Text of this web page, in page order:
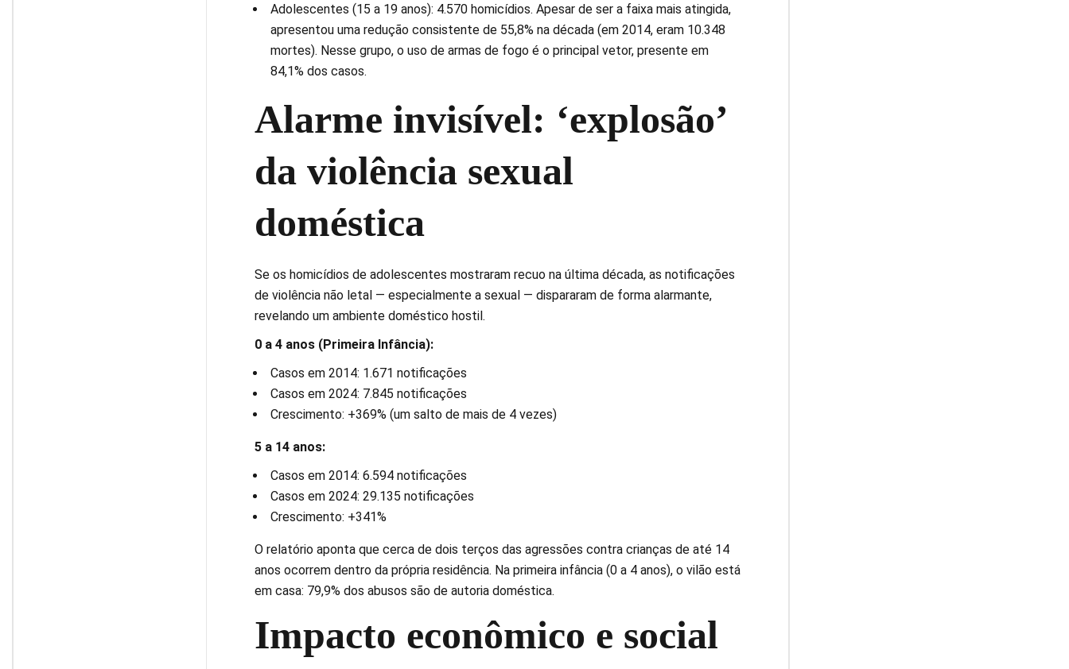
Adolescentes (15 a 19 anos): 4.570 homicídios. Apesar de ser a faixa mais atingida,
apresentou uma redução consistente de 55,8% na década (em 2014, eram 10.348
mortes). Nesse grupo, o uso de armas de fogo é o principal vetor, presente em
84,1% dos casos.
Alarme invisível: ‘explosão’
da violência sexual
doméstica
Se os homicídios de adolescentes mostraram recuo na última década, as notificações
de violência não letal — especialmente a sexual — dispararam de forma alarmante,
revelando um ambiente doméstico hostil.
0 a 4 anos (Primeira Infância):
Casos em 2014: 1.671 notificações
Casos em 2024: 7.845 notificações
Crescimento: +369% (um salto de mais de 4 vezes)
5 a 14 anos:
Casos em 2014: 6.594 notificações
Casos em 2024: 29.135 notificações
Crescimento: +341%
O relatório aponta que cerca de dois terços das agressões contra crianças de até 14
anos ocorrem dentro da própria residência. Na primeira infância (0 a 4 anos), o vilão está
em casa: 79,9% dos abusos são de autoria doméstica.
Impacto econômico e social